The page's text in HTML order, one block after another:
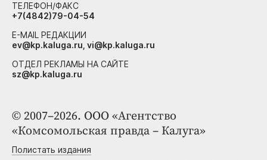
© 2007–2026. ООО «Агентство
«Комсомольская правда – Калуга»
Полистать издания
ТЕЛЕФОН/ФАКС
+7(4842)79-04-54
E-MAIL РЕДАКЦИИ
ev@kp.kaluga.ru, vi@kp.kaluga.ru
ОТДЕЛ РЕКЛАМЫ НА САЙТЕ
sz@kp.kaluga.ru